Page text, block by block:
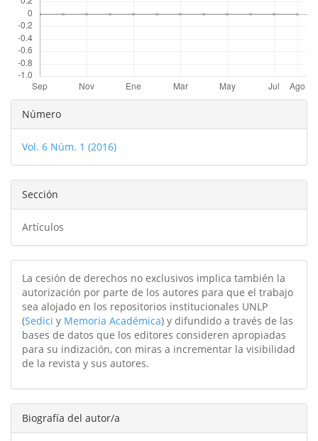
Detalles
del
artículo
Número
Vol. 6 Núm. 1 (2016)
Sección
Artículos
La cesión de derechos no exclusivos implica también la
autorización por parte de los autores para que el trabajo
sea alojado en los repositorios institucionales UNLP
(Sedici y Memoria Académica) y difundido a través de las
bases de datos que los editores consideren apropiadas
para su indización, con miras a incrementar la visibilidad
de la revista y sus autores.
Biografía del autor/a